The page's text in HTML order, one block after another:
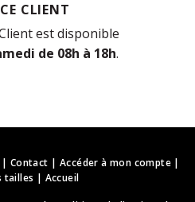
CLIENT
est disponible
de 08h à 18h.
| Contact | Accéder à mon compte|
tailles | Accueil